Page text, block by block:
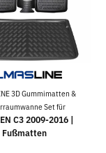
3D Gummimatten &
Set für
C3 2009-2016 |
Fußmatten